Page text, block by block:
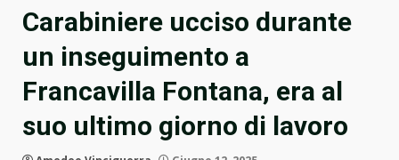
Carabiniere ucciso durante
un inseguimento a
Francavilla Fontana, era al
suo ultimo giorno di lavoro